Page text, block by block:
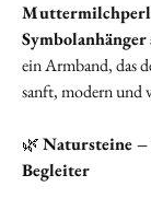
ein Armband, das
sanft, modern und
🌿Natursteine
Begleiter